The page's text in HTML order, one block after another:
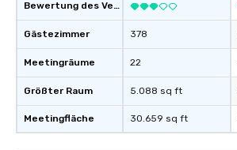
Bewertung des Veranstaltungsortes
Gästezimmer
Meetingräume
Größter Raum
Meetingfläche
378
22
5.088 sq ft
30.659 sq ft